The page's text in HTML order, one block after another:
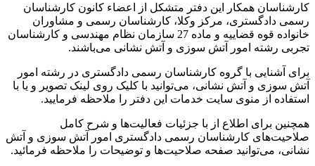
کارشناسان همکار این دفتر متشکل از اعضاء کانون کارشناسان
رسمی دادگستری، مرکز وکلا، کارشناسان رسمی و مشاوران
خانواده قوه قضاییه و ماده 27 سازمان نظام مهندسی و کارشناسان
تجربی رشته امور آتش سوزی و آتش نشانی می‌باشند.
برای آشنایی با گروه کارشناسان رسمی دادگستری در رشته امور
آتش سوزی و آتش نشانی، می‌توانید با کلیک روی لینک تصویر و یا با
استفاده از منوی سایت خدمات این دفتر را ملاحظه فرمایید.
همچنین برای اطلاع از با جزئیات فعالیت‌‌ها و شرح کامل
صلاحیت‌های کارشناسان رسمی دادگستری امور آتش سوزی و آتش
نشانی، می‌توانید صفحه صلاحیت‌ها و توضیحات را ملاحظه فرمائید.